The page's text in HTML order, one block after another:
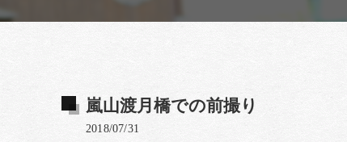
嵐山渡月橋での前撮り
2018/07/31